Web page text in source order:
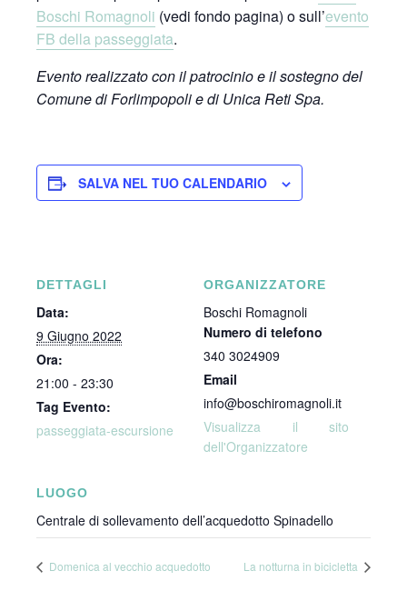
Boschi Romagnoli (vedi fondo pagina) o sull’evento
FB della passeggiata.
Evento realizzato con il patrocinio e il sostegno del
Comune di Forlimpopoli e di Unica Reti Spa.
SALVA NEL TUO CALENDARIO
DETTAGLI
Data:
9 Giugno 2022
Ora:
21:00 - 23:30
Tag Evento:
passeggiata-escursione
LUOGO
Centrale di sollevamento dell’acquedotto Spinadello
ORGANIZZATORE
Boschi Romagnoli
Numero di telefono
340 3024909
Email
info@boschiromagnoli.it
Visualizza il sito
dell'Organizzatore
Domenica al vecchio acquedotto La notturna in bicicletta